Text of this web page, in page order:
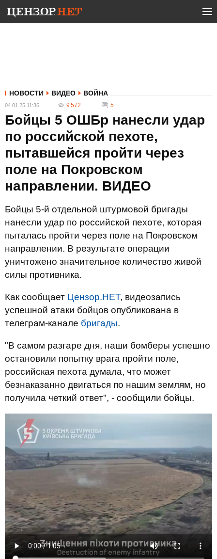
НОВОСТИ ВИДЕО ВОЙНА
04.01.25 11:36 9 572 5
Бойцы 5 ОШБр нанесли удар
по российской пехоте,
пытавшейся пройти через
поле на Покровском
направлении. ВИДЕО
Бойцы 5-й отдельной штурмовой бригады
нанесли удар по российской пехоте, которая
пыталась пройти через поле на Покровском
направлении. В результате операции
уничтожено значительное количество живой
силы противника.
Как сообщает Цензор.НЕТ, видеозапись
успешной атаки бойцов опубликована в
телеграм-канале бригады.
"В самом разгаре дня, наши бомберы успешно
остановили попытку врага пройти поле,
российская пехота думала, что может
безнаказанно двигаться по нашим землям, но
получила четкий ответ", - сообщили бойцы.